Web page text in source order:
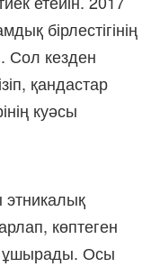
бірлестігінің
Сол кезден
қандастар
куәсы
көптеген
ұшырады. Осы